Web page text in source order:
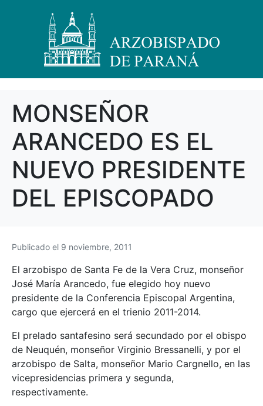
MONSEÑOR
ARANCEDO ES EL
NUEVO PRESIDENTE
DEL EPISCOPADO
Publicado el 9 noviembre, 2011
El arzobispo de Santa Fe de la Vera Cruz, monseñor
José María Arancedo, fue elegido hoy nuevo
presidente de la Conferencia Episcopal Argentina,
cargo que ejercerá en el trienio 2011-2014.
El prelado santafesino será secundado por el obispo
de Neuquén, monseñor Virginio Bressanelli, y por el
arzobispo de Salta, monseñor Mario Cargnello, en las
vicepresidencias primera y segunda,
respectivamente.